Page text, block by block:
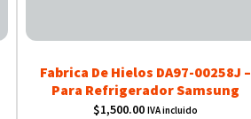
Fabrica De Hielos DA97-00258J –
Para Refrigerador Samsung
$1,500.00 IVA incluido